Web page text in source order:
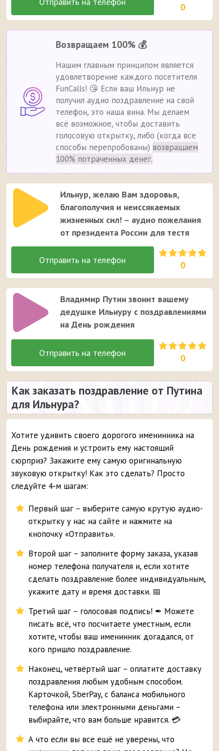
0
Возвращаем 100% 💰
Нашим главным принципом является
удовлетворение каждого посетителя
FunCalls! 😘 Если ваш Ильнур не
получил аудио поздравление на свой
телефон, это наша вина. Мы делаем
всё возможное, чтобы доставить
голосовую открытку, либо (когда все
способы перепробованы) возвращаем
100% потраченных денег.
Ильнур, желаю Вам здоровья,
благополучия и неиссякаемых
жизненных сил! – аудио пожелания
от президента России для тестя
0
Владимир Путин звонит вашему
дедушке Ильнуру с поздравлениями
на День рождения
0
Как заказать поздравление от Путина
для Ильнура?
Хотите удивить своего дорогого именинника на
День рождения и устроить ему настоящий
сюрприз? Закажите ему самую оригинальную
звуковую открытку! Как это сделать? Просто
следуйте 4-м шагам:
Первый шаг – выберите самую крутую аудио-
открытку у нас на сайте и нажмите на
кнопочку «Отправить».
Второй шаг – заполните форму заказа, указав
номер телефона получателя и, если хотите
сделать поздравление более индивидуальным,
укажите дату и время доставки. 📅
Третий шаг – голосовая подпись! ✒ Можете
писать всё, что посчитаете уместным, если
хотите, чтобы ваш именинник догадался, от
кого пришло поздравление.
Наконец, четвёртый шаг – оплатите доставку
поздравления любым удобным способом.
Карточкой, SberPay, с баланса мобильного
телефона или электронными деньгами –
выбирайте, что вам больше нравится. 💳
А что если вы все ещё не уверены, что